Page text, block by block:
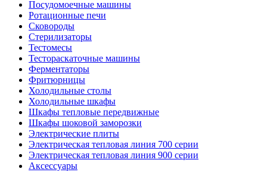
Посудомоечные машины
Ротационные печи
Сковороды
Стерилизаторы
Тестомесы
Тестораскаточные машины
Ферментаторы
Фритюрницы
Холодильные столы
Холодильные шкафы
Шкафы тепловые передвижные
Шкафы шоковой заморозки
Электрические плиты
Электрическая тепловая линия 700 серии
Электрическая тепловая линия 900 серии
Аксессуары